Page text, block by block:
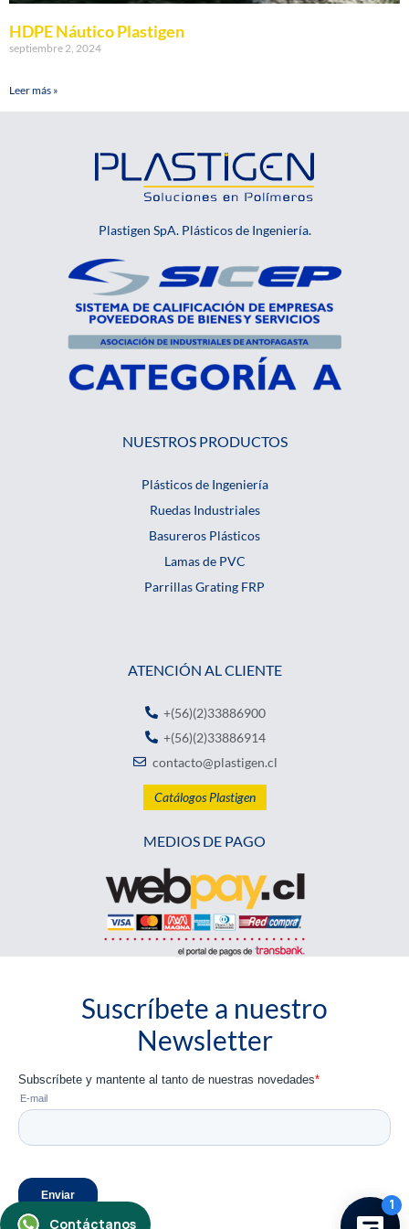
HDPE Náutico Plastigen
septiembre 2, 2024
Leer más »
Plastigen SpA. Plásticos de Ingeniería.
NUESTROS PRODUCTOS
Plásticos de Ingeniería
Ruedas Industriales
Basureros Plásticos
Lamas de PVC
Parrillas Grating FRP
ATENCIÓN AL CLIENTE
+(56)(2)33886900
+(56)(2)33886914
contacto@plastigen.cl
Catálogos Plastigen
MEDIOS DE PAGO
Suscríbete a nuestro
Newsletter